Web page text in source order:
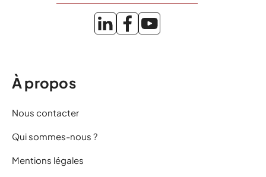
À propos
Nous contacter
Qui sommes-nous ?
Mentions légales